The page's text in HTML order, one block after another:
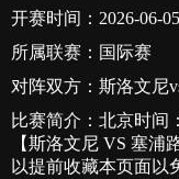
开赛时间：2026-06-
所属联赛： 国际赛
对阵双方：斯洛文尼
比赛简介：北京时间
【斯洛文尼 VS 塞
以提前收藏本页面以